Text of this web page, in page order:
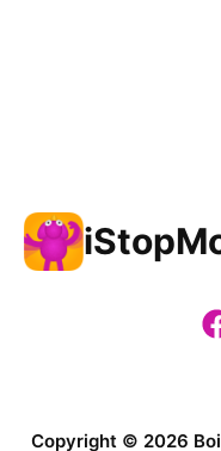
Copyright © 2026